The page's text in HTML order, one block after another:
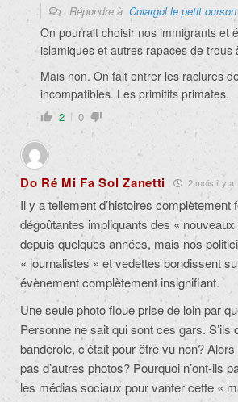
Répondre à Colargol le petit ourson
On pourrait choisir nos immigrants et
islamiques et autres rapaces de trous
Mais non. On fait entrer les raclures
incompatibles. Les primitifs primates.
2 0
Do Ré Mi Fa Sol Zanetti 2 mois il y a
Il y a tellement d’histoires complètement
dégoûtantes impliquants des «
depuis quelques années, mais nos
« journalistes » et vedettes bondissent
évènement complètement insignifiant.
Une seule photo floue prise de loin par
Personne ne sait qui sont ces gars. S’ils
banderole, c’était pour être vu non? Alors
pas d’autres photos? Pourquoi n’ont-ils
les médias sociaux pour vanter cette «